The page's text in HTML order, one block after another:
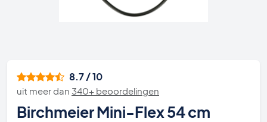
8.7 / 10
uit meer dan 340+ beoordelingen
Birchmeier Mini-Flex 54 cm